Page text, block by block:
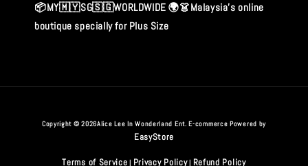
📦MY🇲🇾SG🇸🇬WORLDWIDE 🌍👗Malaysia's online
boutique specially for Plus Size
Copyright © 2026Alice Lee In Wonderland Ent. E-commerce Powered by
EasyStore
Terms of Service | Privacy Policy| Refund Policy